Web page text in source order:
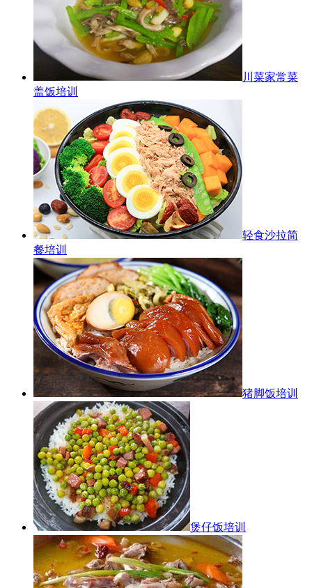
川菜家常菜
盖饭培训
轻食沙拉简
餐培训
猪脚饭培训
煲仔饭培训